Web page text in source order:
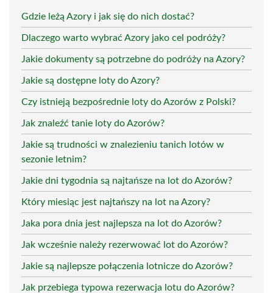
Gdzie leżą Azory i jak się do nich dostać?
Dlaczego warto wybrać Azory jako cel podróży?
Jakie dokumenty są potrzebne do podróży na Azory?
Jakie są dostępne loty do Azory?
Czy istnieją bezpośrednie loty do Azorów z Polski?
Jak znaleźć tanie loty do Azorów?
Jakie są trudności w znalezieniu tanich lotów w
sezonie letnim?
Jakie dni tygodnia są najtańsze na lot do Azorów?
Który miesiąc jest najtańszy na lot na Azory?
Jaka pora dnia jest najlepsza na lot do Azorów?
Jak wcześnie należy rezerwować lot do Azorów?
Jakie są najlepsze połączenia lotnicze do Azorów?
Jak przebiega typowa rezerwacja lotu do Azorów?